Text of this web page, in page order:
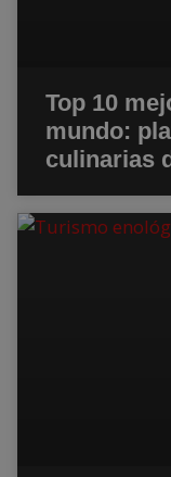
Top 10
mundo:
culinarias